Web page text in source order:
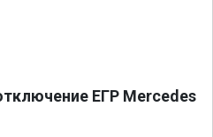
ЕГР Mercedes